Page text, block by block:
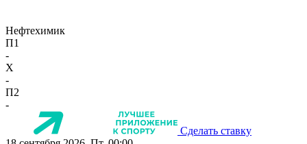
Нефтехимик
П1
-
X
-
П2
-
Сделать ставку